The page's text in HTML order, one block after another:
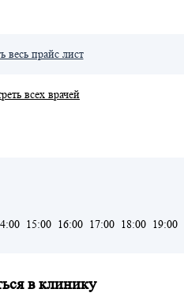
весь прайс лист
всех врачей
15:00 16:00 17:00 18:00 19:00
в клинику